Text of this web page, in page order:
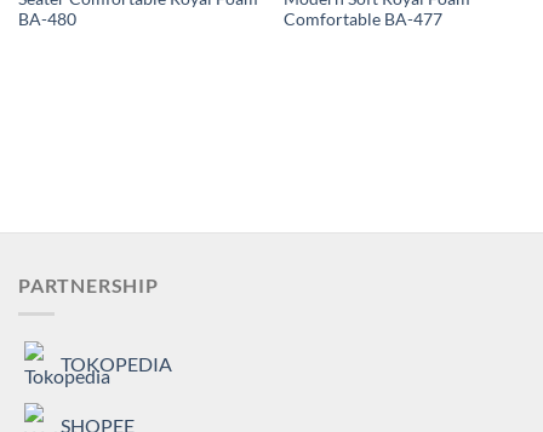
BA-480
Comfortable BA-477
PARTNERSHIP
TOKOPEDIA
SHOPEE